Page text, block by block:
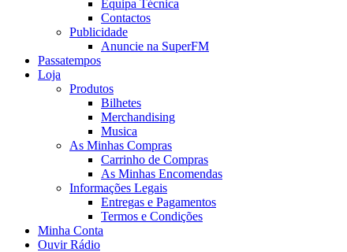
Equipa Técnica
Contactos
Publicidade
Anuncie na SuperFM
Passatempos
Loja
Produtos
Bilhetes
Merchandising
Musica
As Minhas Compras
Carrinho de Compras
As Minhas Encomendas
Informações Legais
Entregas e Pagamentos
Termos e Condições
Minha Conta
Ouvir Rádio